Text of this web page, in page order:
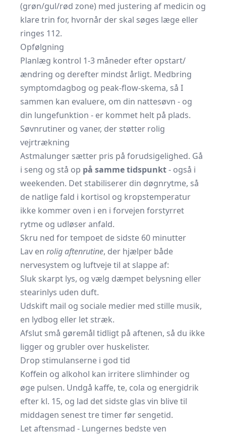
(grøn/gul/rød zone) med justering af medicin og
klare trin for, hvornår der skal søges læge eller
ringes 112.
Opfølgning
Planlæg kontrol 1-3 måneder efter opstart/
ændring og derefter mindst årligt. Medbring
symptomdagbog og peak-flow-skema, så I
sammen kan evaluere, om din nattesøvn - og
din lungefunktion - er kommet helt på plads.
Søvnrutiner og vaner, der støtter rolig
vejrtrækning
Astmalunger sætter pris på forudsigelighed. Gå
i seng og stå op på samme tidspunkt- også i
weekenden. Det stabiliserer din døgnrytme, så
de natlige fald i kortisol og kropstemperatur
ikke kommer oven i en i forvejen forstyrret
rytme og udløser anfald.
Skru ned for tempoet de sidste 60 minutter
Lav en rolig aftenrutine, der hjælper både
nervesystem og luftveje til at slappe af:
Sluk skarpt lys, og vælg dæmpet belysning eller
stearinlys uden duft.
Udskift mail og sociale medier med stille musik,
en lydbog eller let stræk.
Afslut små gøremål tidligt på aftenen, så du ikke
ligger og grubler over huskelister.
Drop stimulanserne i god tid
Koffein og alkohol kan irritere slimhinder og
øge pulsen. Undgå kaffe, te, cola og energidrik
efter kl. 15, og lad det sidste glas vin blive til
middagen senest tre timer før sengetid.
Let aftensmad - Lungernes bedste ven